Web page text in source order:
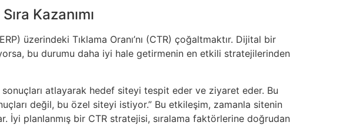
Kazanımı
üzerindeki Tıklama Oranı’nı (CTR) çoğaltmaktır. Dijital bir
bu durumu daha iyi hale getirmenin en etkili stratejilerinden
atlayarak hedef siteyi tespit eder ve ziyaret eder. Bu
değil, bu özel siteyi istiyor.” Bu etkileşim, zamanla sitenin
İyi planlanmış bir CTR stratejisi, sıralama faktörlerine doğrudan